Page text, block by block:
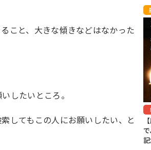
こと、大きな傾きなどはなかった
したいところ。
してもこの人にお願いしたい、と